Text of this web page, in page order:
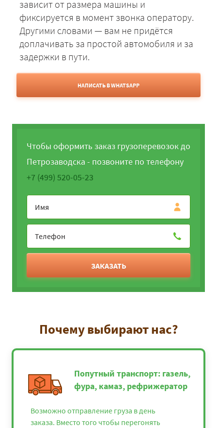
зависит от размера машины и
фиксируется в момент звонка оператору.
Другими словами — вам не придётся
доплачивать за простой автомобиля и за
задержки в пути.
НАПИСАТЬ В WHATSAPP
Чтобы оформить заказ грузоперевозок до
Петрозаводска - позвоните по телефону
+7 (499) 520-05-23
ЗАКАЗАТЬ
Почему выбирают нас?
Попутный транспорт: газель,
фура, камаз, рефрижератор
Возможно отправление груза в день
заказа. Вместо того чтобы перегонять